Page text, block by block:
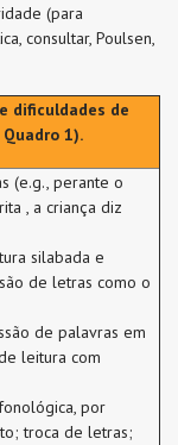
(para
consultar, Poulsen,
dificuldades de
1).
(e.g., perante o
, a criança diz
silabada e
de letras como o
de palavras em
leitura com
por
troca de letras;